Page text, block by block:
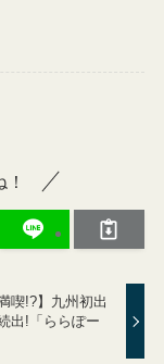
喫!?】九州初出
出!「ららぽー